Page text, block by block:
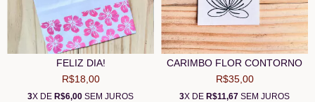
FELIZ DIA!
R$18,00
3X DE R$6,00 SEM JUROS
CARIMBO FLOR CONTORNO
R$35,00
3X DE R$11,67 SEM JUROS